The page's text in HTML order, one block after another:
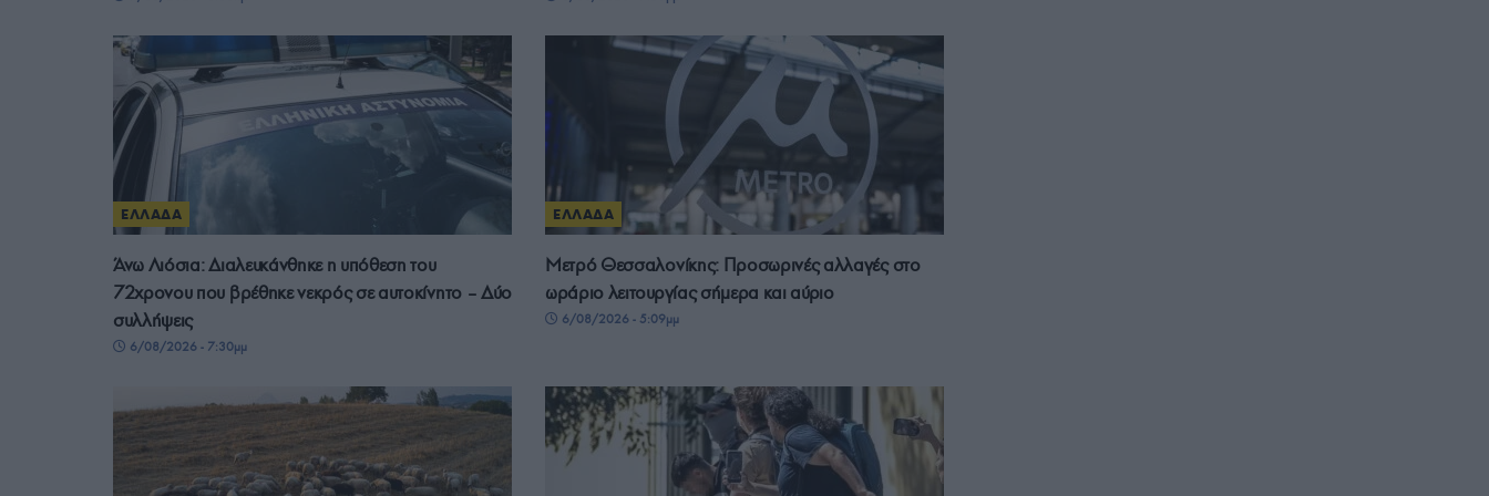
ΕΛΛΑΔΑ
Άνω Λιόσια: Διαλευκάνθηκε η υπόθεση του
72χρονου που βρέθηκε νεκρός σε αυτοκίνητο – Δύο
συλλήψεις
6/08/2026 - 7:30μμ
ΕΛΛΑΔΑ
Μετρό Θεσσαλονίκης: Προσωρινές αλλαγές στο
ωράριο λειτουργίας σήμερα και αύριο
6/08/2026 - 5:09μμ